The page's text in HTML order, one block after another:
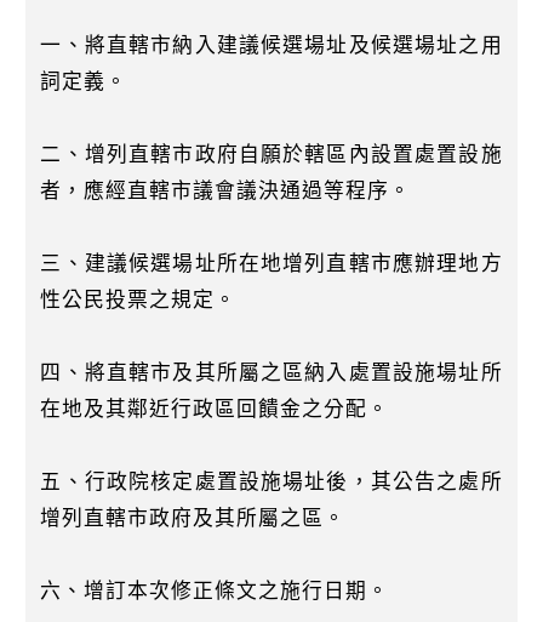
一、將直轄市納入建議候選場址及候選場址之用
詞定義。
二、增列直轄市政府自願於轄區內設置處置設施
者，應經直轄市議會議決通過等程序。
三、建議候選場址所在地增列直轄市應辦理地方
性公民投票之規定。
四、將直轄市及其所屬之區納入處置設施場址所
在地及其鄰近行政區回饋金之分配。
五、行政院核定處置設施場址後，其公告之處所
增列直轄市政府及其所屬之區。
六、增訂本次修正條文之施行日期。